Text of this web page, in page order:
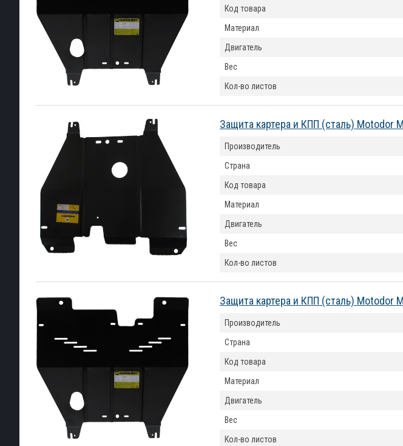
Код товара
Материал
Двигатель
Вес
Кол-во листов
Защита картера и КПП (сталь)
Производитель
Страна
Код товара
Материал
Двигатель
Вес
Кол-во листов
Защита картера и КПП (сталь)
Производитель
Страна
Код товара
Материал
Двигатель
Вес
Кол-во листов